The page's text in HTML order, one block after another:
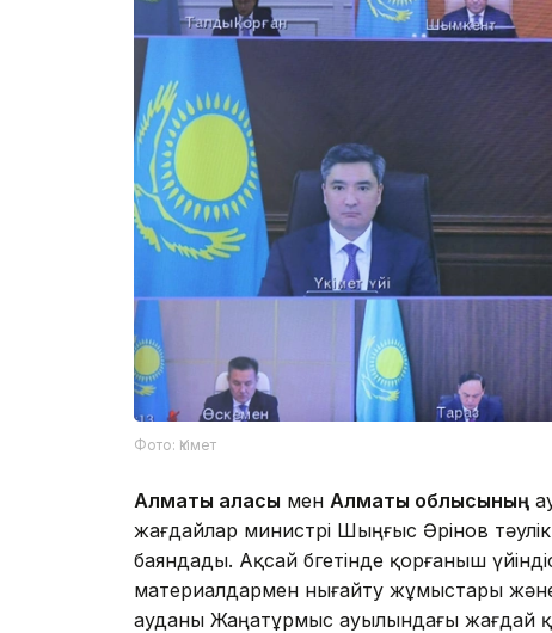
Фото: Үкімет
Алматы қаласы мен Алматы облысының
жағдайлар министрі Шыңғыс Әрінов
баяндады. Ақсай бөгетінде қорғаныш
материалдармен нығайту жұмыстары және
ауданы Жаңатұрмыс ауылындағы жағдай